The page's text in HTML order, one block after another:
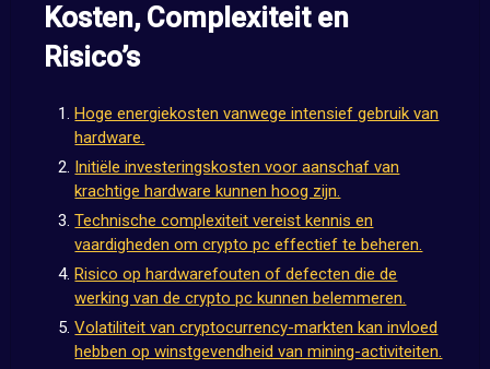
Kosten, Complexiteit en
Risico’s
Hoge energiekosten vanwege intensief gebruik van
hardware.
Initiële investeringskosten voor aanschaf van
krachtige hardware kunnen hoog zijn.
Technische complexiteit vereist kennis en
vaardigheden om crypto pc effectief te beheren.
Risico op hardwarefouten of defecten die de
werking van de crypto pc kunnen belemmeren.
Volatiliteit van cryptocurrency-markten kan invloed
hebben op winstgevendheid van mining-activiteiten.